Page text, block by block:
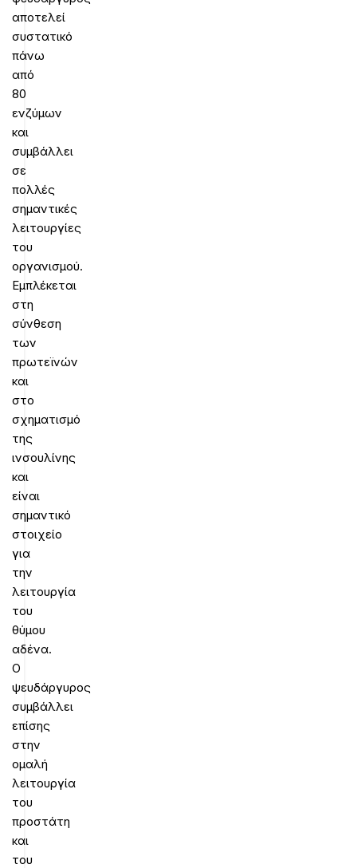
αποτελεί
συστατικό
πάνω
από
80
ενζύμων
και
συμβάλλει
σε
πολλές
σημαντικές
λειτουργίες
του
οργανισμού.
Εμπλέκεται
στη
σύνθεση
των
πρωτεϊνών
και
στο
σχηματισμό
της
ινσουλίνης
και
είναι
σημαντικό
στοιχείο
για
την
λειτουργία
του
θύμου
αδένα.
Ο
ψευδάργυρος
συμβάλλει
επίσης
στην
ομαλή
λειτουργία
του
προστάτη
και
του